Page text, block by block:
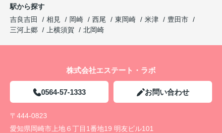
駅から探す
吉良吉田
相見 岡崎 西尾 東岡崎 米津
豊田市
三河上郷
上横須賀 北岡崎
株式会社エステート・ラボ
0564-57-1333 お問い合わせ
〒444-0823
愛知県岡崎市上地６丁目1番地19 明友ビル101